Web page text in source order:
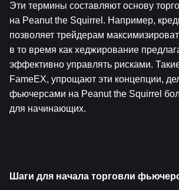
Эти термины составляют основу
на Peanut the Squirrel. Например,
позволяет трейдерам
в то время как хеджирование
эффективно управлять рисками.
FameEX, упрощают эти концепции,
фьючерсами на Peanut the Squirrel
для начинающих.
Шаги для начала торговли